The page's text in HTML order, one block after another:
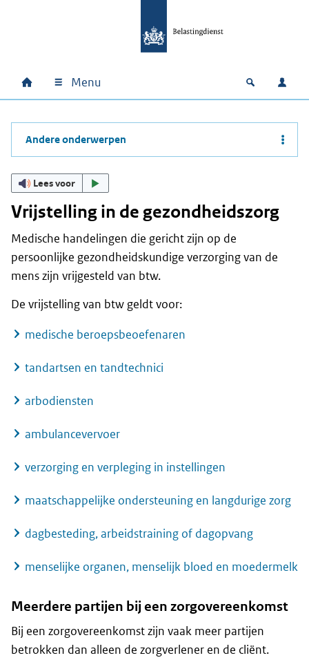
Hoofdnavigatie
Home Menu Open
Andere onderwerpen
Lees voor
Vrijstelling in de gezondheidszorg
Medische handelingen die gericht zijn op de
persoonlijke gezondheidskundige verzorging van de
mens zijn vrijgesteld van btw.
De vrijstelling van btw geldt voor:
medische beroepsbeoefenaren
tandartsen en tandtechnici
arbodiensten
ambulancevervoer
verzorging en verpleging in instellingen
maatschappelijke ondersteuning en langdurige zorg
dagbesteding, arbeidstraining of dagopvang
menselijke organen, menselijk bloed en moedermelk
Meerdere partijen bij een zorgovereenkomst
Bij een zorgovereenkomst zijn vaak meer partijen
betrokken dan alleen de zorgverlener en de cliënt.